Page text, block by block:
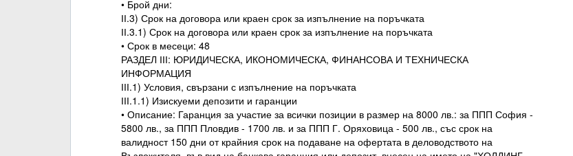
• Брой дни:
ІІ.3) Срок на договора или краен срок за изпълнение на поръчката
ІІ.3.1) Срок на договора или краен срок за изпълнение на поръчката
• Срок в месеци: 48
РАЗДЕЛ ІІІ: ЮРИДИЧЕСКА, ИКОНОМИЧЕСКА, ФИНАНСОВА И ТЕХНИЧЕСКА
ИНФОРМАЦИЯ
ІІІ.1) Условия, свързани с изпълнение на поръчката
ІІІ.1.1) Изискуеми депозити и гаранции
• Описание: Гаранция за участие за всички позиции в размер на 8000 лв.: за ППП София -
5800 лв., за ППП Пловдив - 1700 лв. и за ППП Г. Оряховица - 500 лв., със срок на
валидност 150 дни от крайния срок на подаване на офертата в деловодството на